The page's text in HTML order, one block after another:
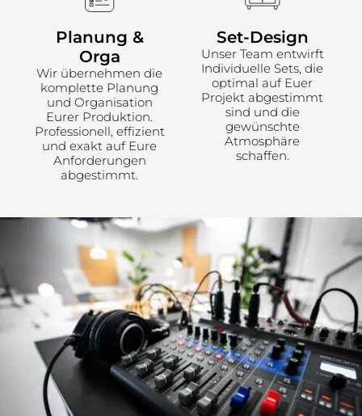
Planung &
Orga
Wir übernehmen die
komplette Planung
und Organisation
Eurer Produktion.
Professionell, effizient
und exakt auf Eure
Anforderungen
abgestimmt.
Set-Design
Unser Team entwirft
Individuelle Sets, die
optimal auf Euer
Projekt abgestimmt
sind und die
gewünschte
Atmosphäre
schaffen.